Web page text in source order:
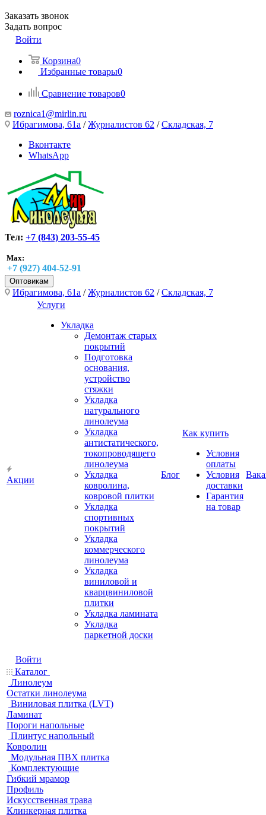
Заказать звонок
Задать вопрос
Войти
Корзина0
Избранные товары0
Сравнение товаров0
roznica1@mirlin.ru
Ибрагимова, 61а /Журналистов 62 /Складская, 7
Вконтакте
WhatsApp
Тел: +7 (843) 203-55-45
Max:
+7 (927) 404-52-91
Оптовикам
Ибрагимова, 61а /Журналистов 62 /Складская, 7
Акции
Услуги
Укладка
Демонтаж старых
покрытий
Подготовка
основания,
устройство
стяжки
Укладка
натурального
линолеума
Укладка
антистатического,
токопроводящего
линолеума
Укладка
ковролина,
ковровой плитки
Укладка
спортивных
покрытий
Укладка
коммерческого
линолеума
Укладка
виниловой и
кварцвиниловой
плитки
Укладка ламината
Укладка
паркетной доски
Блог
Как купить
Условия
оплаты
Условия
доставки
Гарантия
на товар
Войти
Каталог
Линолеум
Остатки линолеума
Виниловая плитка (LVT)
Ламинат
Пороги напольные
Плинтус напольный
Ковролин
Модульная ПВХ плитка
Комплектующие
Гибкий мрамор
Профиль
Искусственная трава
Клинкерная плитка